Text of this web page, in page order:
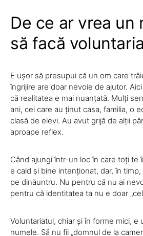
De ce ar vrea un
să facă
E ușor să presupui că un om care
îngrijire are doar nevoie de ajutor.
că realitatea e mai nuanțată. Mulți
ani, cei care au ținut casa, familia, o
clasă de elevi. Au avut grijă de alții
aproape reflex.
Când ajungi într-un loc în care toți te
e cald și bine intenționat, dar, în
pe dinăuntru. Nu pentru că nu ai
pentru că identitatea ta nu e doar „cel
Voluntariatul, chiar și în forme mici,
numele. Să nu fii „domnul de la